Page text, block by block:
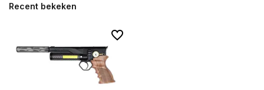
Recent bekeken